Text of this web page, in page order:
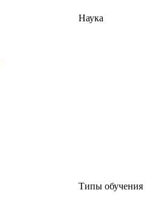
Наука
Типы обучения